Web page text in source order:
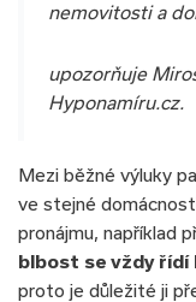
nemovitosti a
upozorňuje
Hyponamíru.cz.
Mezi běžné výluky
ve stejné
pronájmu, například
blbost se vždy
proto je důležité ji